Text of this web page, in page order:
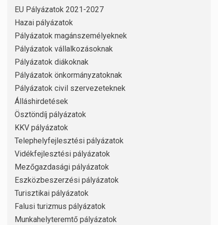
EU Pályázatok 2021-2027
Hazai pályázatok
Pályázatok magánszemélyeknek
Pályázatok vállalkozásoknak
Pályázatok diákoknak
Pályázatok önkormányzatoknak
Pályázatok civil szervezeteknek
Álláshirdetések
Ösztöndíj pályázatok
KKV pályázatok
Telephelyfejlesztési pályázatok
Vidékfejlesztési pályázatok
Mezőgazdasági pályázatok
Eszközbeszerzési pályázatok
Turisztikai pályázatok
Falusi turizmus pályázatok
Munkahelyteremtő pályázatok